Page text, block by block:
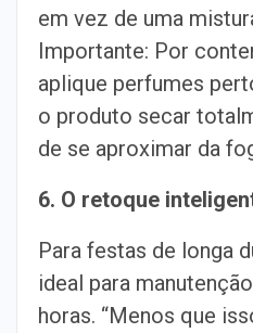
em vez de uma
Importante: Por
aplique perfumes
o produto secar
de se aproximar da
6. O retoque
Para festas de longa
ideal para
horas. “Menos que